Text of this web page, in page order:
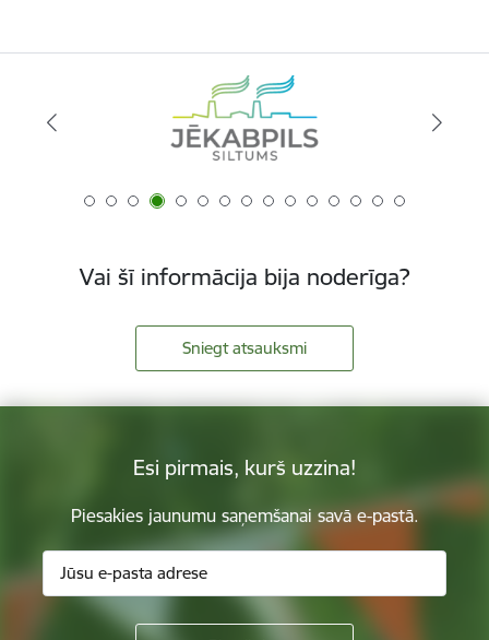
Vai šī informācija bija noderīga?
Sniegt atsauksmi
Esi pirmais, kurš uzzina!
Piesakies jaunumu saņemšanai savā e-pastā.